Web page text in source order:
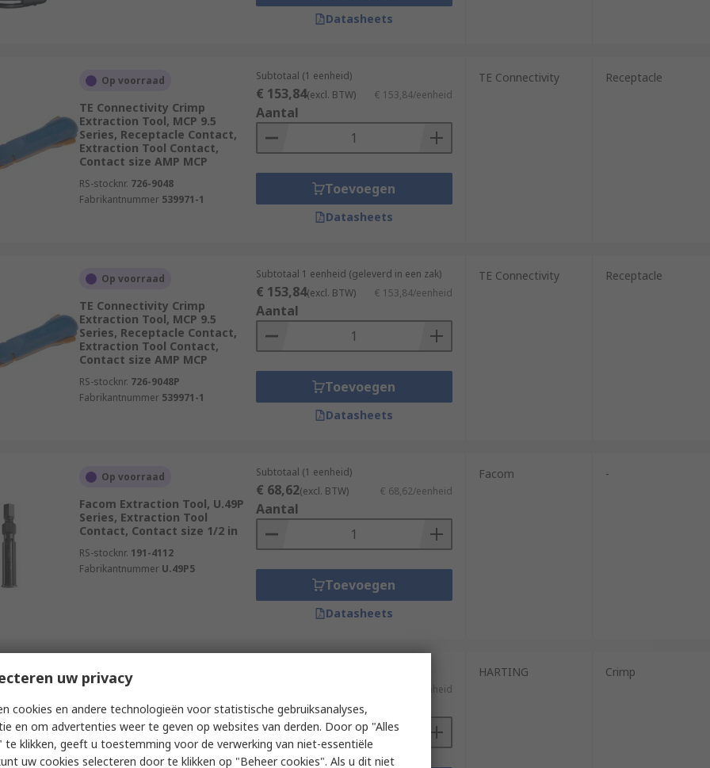
Datasheets
Op voorraad
TE Connectivity Crimp
Extraction Tool, MCP 9.5
Series, Receptacle Contact,
Extraction Tool Contact,
Contact size AMP MCP
RS-stocknr. 726-9048
Fabrikantnummer 539971-1
Subtotaal (1 eenheid)
€ 153,84(excl. BTW) € 153,84/eenheid
Aantal
Toevoegen
Datasheets
TE Connectivity Receptacle
Op voorraad
TE Connectivity Crimp
Extraction Tool, MCP 9.5
Series, Receptacle Contact,
Extraction Tool Contact,
Contact size AMP MCP
RS-stocknr. 726-9048P
Fabrikantnummer 539971-1
Subtotaal 1 eenheid (geleverd in een zak)
€ 153,84(excl. BTW) € 153,84/eenheid
Aantal
Toevoegen
Datasheets
TE Connectivity Receptacle
Op voorraad
Facom Extraction Tool, U.49P
Series, Extraction Tool
Contact, Contact size 1/2 in
RS-stocknr. 191-4112
Fabrikantnummer U.49P5
Subtotaal (1 eenheid)
€ 68,62(excl. BTW) € 68,62/eenheid
Aantal
Toevoegen
Datasheets
Facom -
Op voorraad
HARTING Crimp Extraction
Tool, MultiContact Series,
Crimp Contact, Extraction Tool
Contact
RS-stocknr.506-6055
€ 118,87/eenheid
Aantal
HARTING Crimp
uw privacy
cookies en andere technologieën voor statistische gebruiksanalyses,
en om advertenties weer te geven op websites van derden. Door op "Alles
te klikken, geeft u toestemming voor de verwerking van niet-essentiële
uw cookies selecteren door te klikken op "Beheer cookies". Als u dit niet